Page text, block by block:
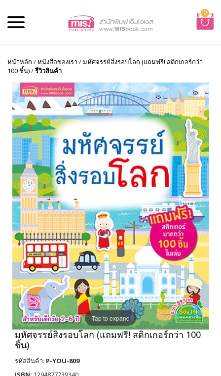
0
หน้าหลัก /หนังสือของเรา /มหัศจรรย์สิ่งรอบโลก (แถมฟรี! สติกเกอร์กว่า
100 ชิ้น)/รีวิวสินค้า
Tap to expand
มหัศจรรย์สิ่งรอบโลก (แถมฟรี! สติกเกอร์กว่า 100
ชิ้น)
รหัสสินค้า: P-YOU-809